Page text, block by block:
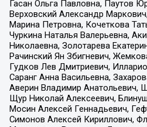
Гасан Ольга Павловна, Паутов
Верховский Александр
Марина Петровна, Кочеткова
Чуркина Наталья Валерьевна,
Николаевна, Золотарева
Рачинский Ян Збигневич,
Гудков Лев Дмитриевич,
Саранг Анна Васильевна,
Аверин Владимир Анатольевич,
Щур Николай Алексеевич,
Мосин Алексей Геннадьевич,
Симонов Алексей Кириллович,